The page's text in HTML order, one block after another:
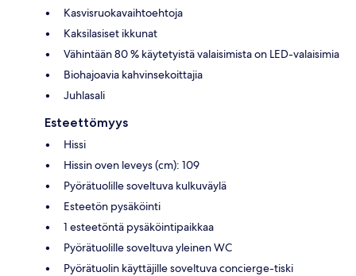
Kasvisruokavaihtoehtoja
Kaksilasiset ikkunat
Vähintään 80 % käytetyistä valaisimista on LED-valaisimia
Biohajoavia kahvinsekoittajia
Juhlasali
Esteettömyys
Hissi
Hissin oven leveys (cm): 109
Pyörätuolille soveltuva kulkuväylä
Esteetön pysäköinti
1 esteetöntä pysäköintipaikkaa
Pyörätuolille soveltuva yleinen WC
Pyörätuolin käyttäjille soveltuva concierge-tiski